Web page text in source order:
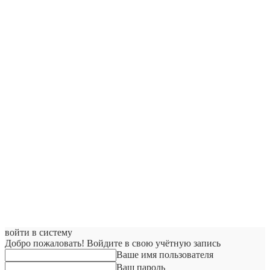
войти в систему
Добро пожаловать! Войдите в свою учётную запись
Ваше имя пользователя
Ваш пароль